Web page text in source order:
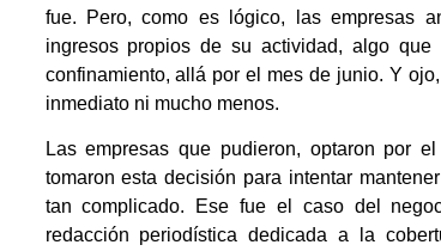
fue. Pero, como es lógico, las empresas
ingresos propios de su actividad, algo
confinamiento, allá por el mes de junio. Y
inmediato ni mucho menos.
Las empresas que pudieron, optaron por
tomaron esta decisión para intentar
tan complicado. Ese fue el caso del
redacción periodística dedicada a la